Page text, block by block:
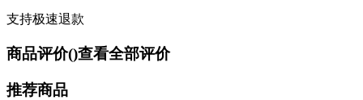
支持极速退款
商品评价()查看全部评价
推荐商品